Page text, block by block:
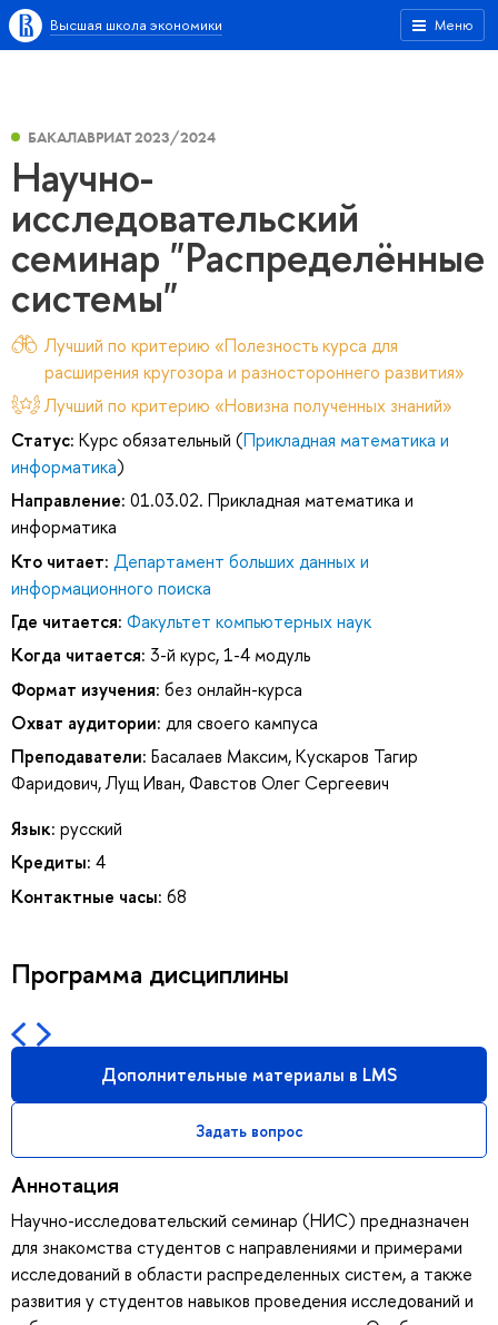
Меню
Высшая школа экономики
БАКАЛАВРИАТ 2023/2024
Научно-
исследовательский
семинар "Распределённые
системы"
Лучший по критерию «Полезность курса для
расширения кругозора и разностороннего развития»
Лучший по критерию «Новизна полученных знаний»
Статус: Курс обязательный (Прикладная математика и
информатика)
Направление: 01.03.02. Прикладная математика и
информатика
Кто читает: Департамент больших данных и
информационного поиска
Где читается: Факультет компьютерных наук
Когда читается: 3-й курс, 1-4 модуль
Формат изучения: без онлайн-курса
Охват аудитории: для своего кампуса
Преподаватели: Басалаев Максим,Кускаров Тагир
Фаридович,Лущ Иван,Фавстов Олег Сергеевич
Язык: русский
Кредиты: 4
Контактные часы: 68
Программа дисциплины
Дополнительные материалы в LMS
Задать вопрос
Аннотация
Научно-исследовательский семинар (НИС) предназначен
для знакомства студентов с направлениями и примерами
исследований в области распределенных систем, а также
развития у студентов навыков проведения исследований и